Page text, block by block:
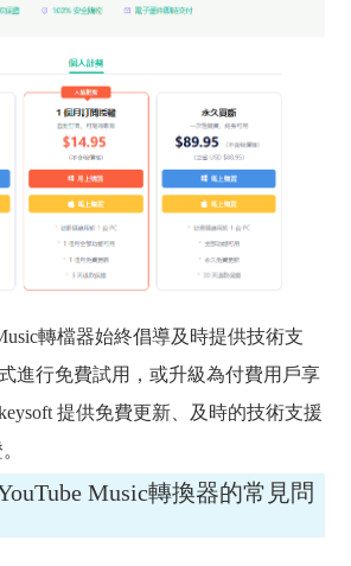
轉檔器始終倡導及時提供技術支
進行免費試用，或升級為付費用戶享
提供免費更新、及時的技術支援
Music轉換器的常見問